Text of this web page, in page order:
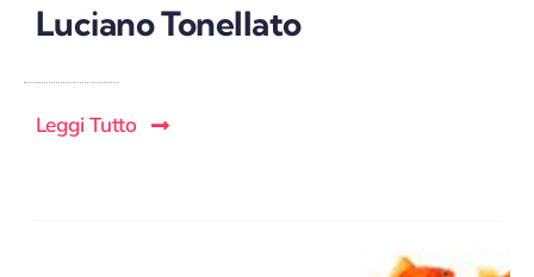
Luciano Tonellato
Leggi Tutto